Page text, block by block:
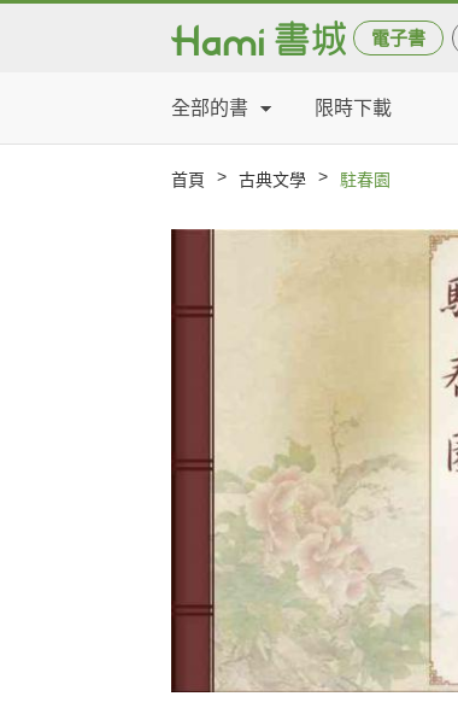
電子書
全部的書 限時下載
首頁 > 古典文學 > 駐春園